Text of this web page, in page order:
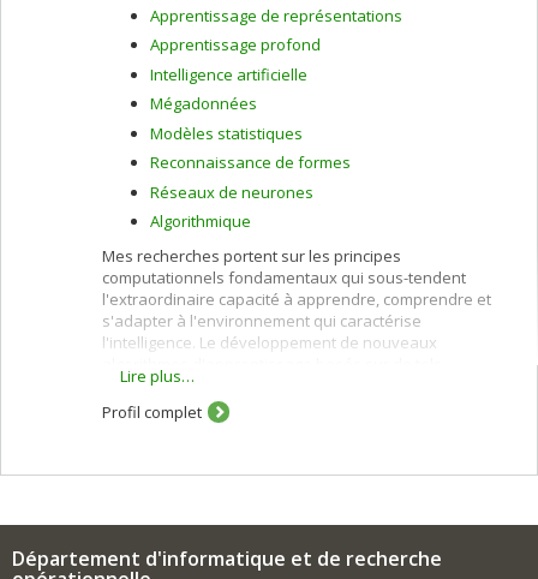
Apprentissage de représentations
Apprentissage profond
Intelligence artificielle
Mégadonnées
Modèles statistiques
Reconnaissance de formes
Réseaux de neurones
Algorithmique
Mes recherches portent sur les principes
computationnels fondamentaux qui sous-tendent
l'extraordinaire capacité à apprendre, comprendre et
s'adapter à l'environnement qui caractérise
l'intelligence. Le développement de nouveaux
principes, et entraînés avec de vastes quantités de
données, est à l'origine des plus récentes percées
technologiques en intelligence artificielle.
Je m'intéresse plus particulièrement à la manière dont,
porteuses de sens. Un peu comme ce que savent faire
Lire plus…
Profil complet
Département d'informatique et de recherche